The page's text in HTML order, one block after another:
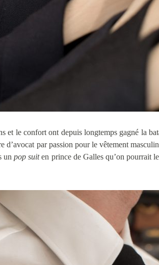
et le confort ont depuis longtemps gagné la
par passion pour le vêtement
unpop suiten prince de Galles qu’on pourrait